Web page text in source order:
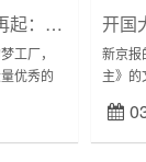
好莱坞艳照风云再起：大片与照片的博弈
工厂，
优秀的
年《阿
追求观
新京报
主》
罗点
的死亡